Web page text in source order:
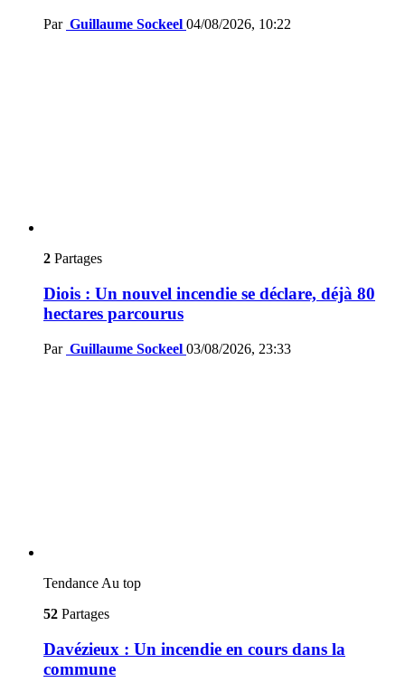
Par Guillaume Sockeel 04/08/2026, 10:22
2 Partages
Diois : Un nouvel incendie se déclare, déjà 80
hectares parcourus
Par Guillaume Sockeel 03/08/2026, 23:33
Tendance Au top
52 Partages
Davézieux : Un incendie en cours dans la
commune